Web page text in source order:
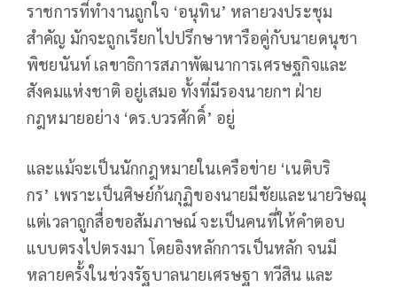
ราชการที่ทำงานถูกใจ ‘อนุทิน’ หลายวงประชุม
สำคัญ มักจะถูกเรียกไปปรึกษาหารือคู่กับนายดนุชา
พิชยนันท์ เลขาธิการสภาพัฒนาการเศรษฐกิจและ
สังคมแห่งชาติ อยู่เสมอ ทั้งที่มีรองนายกฯ ฝ่าย
กฎหมายอย่าง ‘ดร.บวรศักดิ์’ อยู่
และแม้จะเป็นนักกฎหมายในเครือข่าย ‘เนติบริ
กร’ เพราะเป็นศิษย์ก้นกุฏิของนายมีชัยและนายวิษณุ
แต่เวลาถูกสื่อขอสัมภาษณ์ จะเป็นคนที่ให้คำตอบ
แบบตรงไปตรงมา โดยอิงหลักการเป็นหลัก จนมี
หลายครั้งในช่วงรัฐบาลนายเศรษฐา ทวีสิน และ